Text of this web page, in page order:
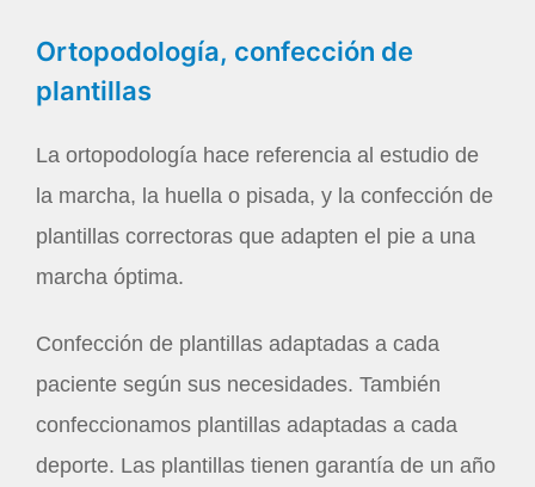
Ortopodología, confección de
plantillas
La ortopodología hace referencia al estudio de
la marcha, la huella o pisada, y la confección de
plantillas correctoras que adapten el pie a una
marcha óptima.
Confección de plantillas adaptadas a cada
paciente según sus necesidades. También
confeccionamos plantillas adaptadas a cada
deporte. Las plantillas tienen garantía de un año